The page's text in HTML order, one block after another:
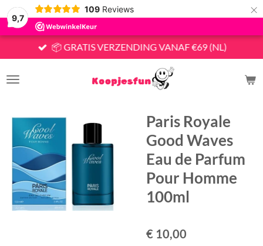
9,7
109 Reviews ×
📦 GRATIS VERZENDING VANAF €69 (NL)
Paris Royale
Good Waves
Eau de Parfum
Pour Homme
100ml
€ 10,00